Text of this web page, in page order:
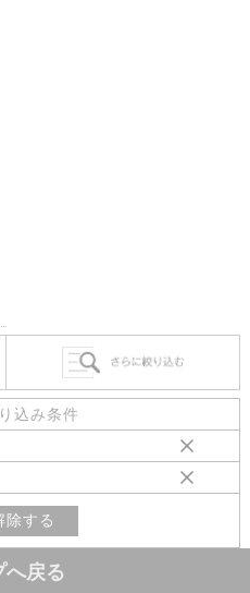
込み条件
除する
へ戻る